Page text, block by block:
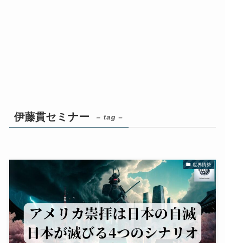
伊藤貫セミナー – tag –
世界情勢